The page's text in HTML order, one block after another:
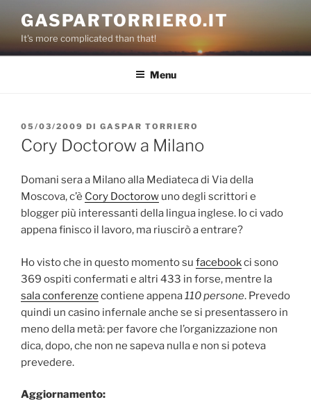
contenuto
GASPARTORRIERO.IT
It's more complicated than that!
Menu
PUBBLICATO
IL
05/03/2009 DI GASPAR TORRIERO
Cory Doctorow a Milano
Domani sera a Milano alla Mediateca di Via della
Moscova, c’è Cory Doctorow uno degli scrittori e
blogger più interessanti della lingua inglese. Io ci vado
appena finisco il lavoro, ma riuscirò a entrare?
Ho visto che in questo momento su facebookci sono
369 ospiti confermati e altri 433 in forse, mentre la
sala conferenze contiene appena110 persone. Prevedo
quindi un casino infernale anche se si presentassero in
meno della metà: per favore che l’organizzazione non
dica, dopo, che non ne sapeva nulla e non si poteva
prevedere.
Aggiornamento: